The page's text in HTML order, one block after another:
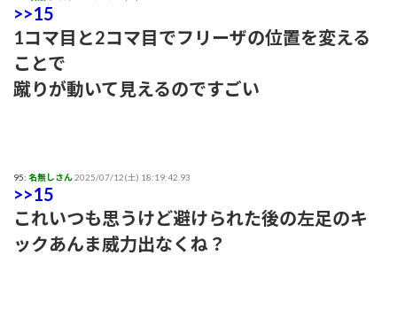
>>15
1コマ目と2コマ目でフリーザの位置を変える
ことで
蹴りが動いて見えるのですごい
95: 名無しさん2025/07/12(土) 18:19:42.93
>>15
これいつも思うけど避けられた後の左足のキ
ックあんま威力出なくね？